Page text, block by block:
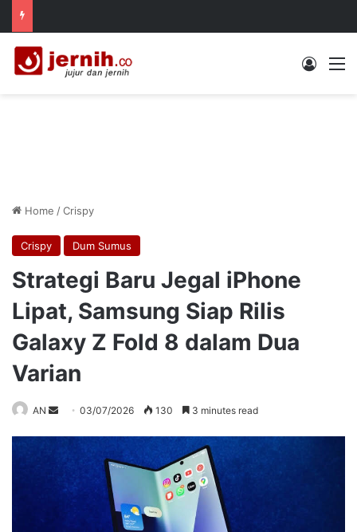
Log In
Home /Crispy
Crispy Dum Sumus
Strategi Baru Jegal iPhone
Lipat, Samsung Siap Rilis
Galaxy Z Fold 8 dalam Dua
Varian
AN
Send03/07/2026 130 3 minutes read